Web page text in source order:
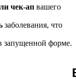
чек-ап вашего
заболевания, что
запущенной форме.